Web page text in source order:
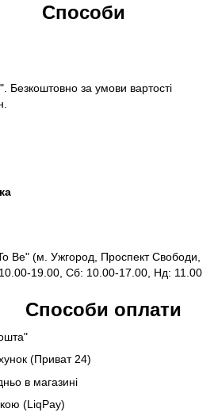
Безкоштовно за умови вартості
Be" (м. Ужгород, Проспект Свободи,
19.00, Сб: 10.00-17.00, Нд: 11.00
оплати
(Приват 24)
в магазині
(LiqPay)